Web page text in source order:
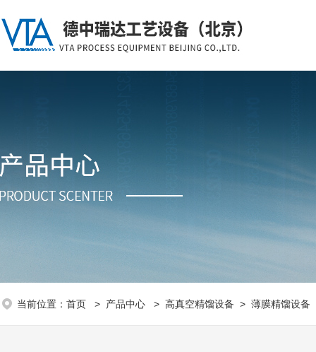
当前位置： 首页 > 产品中心 > 高真空精馏设备 > 薄膜精馏设备